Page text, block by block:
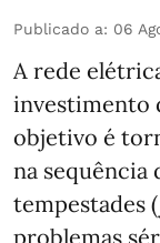
Publicado a: 06
A rede
investimento
objetivo é
na sequência
tempestades
problemas